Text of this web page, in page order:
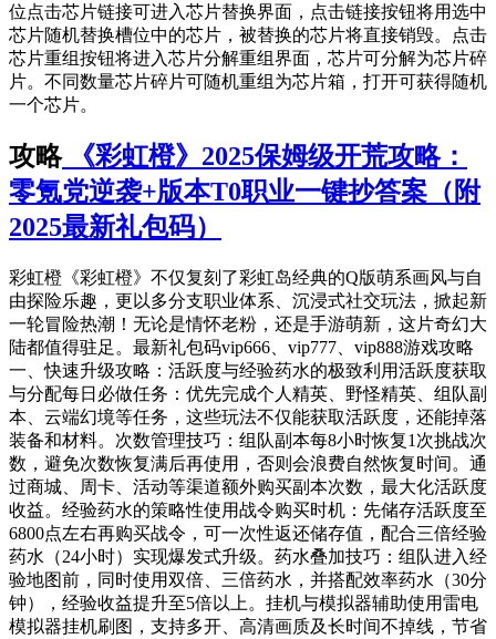
位点击芯片链接可进入芯片替换界面，点击链接按钮将用选中
芯片随机替换槽位中的芯片，被替换的芯片将直接销毁。点击
芯片重组按钮将进入芯片分解重组界面，芯片可分解为芯片碎
片。不同数量芯片碎片可随机重组为芯片箱，打开可获得随机
一个芯片。
攻略《彩虹橙》2025保姆级开荒攻略：
零氪党逆袭+版本T0职业一键抄答案（附
2025最新礼包码）
彩虹橙《彩虹橙》不仅复刻了彩虹岛经典的Q版萌系画风与自
由探险乐趣，更以多分支职业体系、沉浸式社交玩法，掀起新
一轮冒险热潮！无论是情怀老粉，还是手游萌新，这片奇幻大
陆都值得驻足。最新礼包码vip666、vip777、vip888游戏攻略
一、快速升级攻略：活跃度与经验药水的极致利用活跃度获取
与分配每日必做任务：优先完成个人精英、野怪精英、组队副
本、云端幻境等任务，这些玩法不仅能获取活跃度，还能掉落
装备和材料。次数管理技巧：组队副本每8小时恢复1次挑战次
数，避免次数恢复满后再使用，否则会浪费自然恢复时间。通
过商城、周卡、活动等渠道额外购买副本次数，最大化活跃度
收益。经验药水的策略性使用战令购买时机：先储存活跃度至
6800点左右再购买战令，可一次性返还储存值，配合三倍经验
药水（24小时）实现爆发式升级。药水叠加技巧：组队进入经
验地图前，同时使用双倍、三倍药水，并搭配效率药水（30分
钟），经验收益提升至5倍以上。挂机与模拟器辅助使用雷电
模拟器挂机刷图，支持多开、高清画质及长时间不掉线，节省